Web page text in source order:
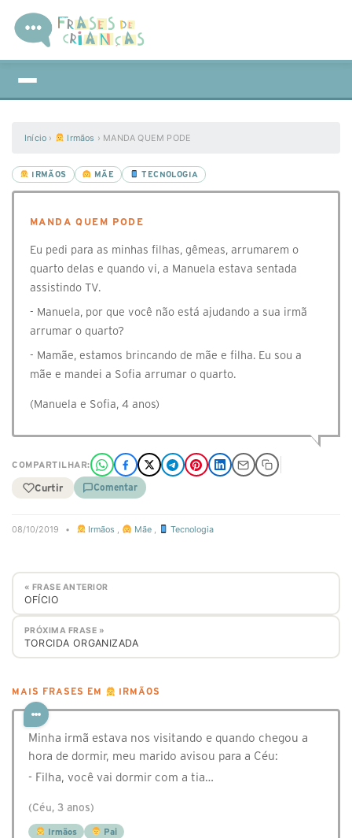
Início › Irmãos › MANDA QUEM PODE
IRMÃOS MÃE TECNOLOGIA
MANDA QUEM PODE
Eu pedi para as minhas filhas, gêmeas, arrumarem o
quarto delas e quando vi, a Manuela estava sentada
assistindo TV.
- Manuela, por que você não está ajudando a sua irmã
arrumar o quarto?
- Mamãe, estamos brincando de mãe e filha. Eu sou a
mãe e mandei a Sofia arrumar o quarto.
(Manuela e Sofia, 4 anos)
COMPARTILHAR:
Curtir Comentar
08/10/2019 • Irmãos , Mãe, Tecnologia
« FRASE ANTERIOR
OFÍCIO
PRÓXIMA FRASE »
TORCIDA ORGANIZADA
MAIS FRASES EM IRMÃOS
Minha irmã estava nos visitando e quando chegou a
hora de dormir, meu marido avisou para a Céu:
- Filha, você vai dormir com a tia…
(Céu, 3 anos)
Irmãos Pai